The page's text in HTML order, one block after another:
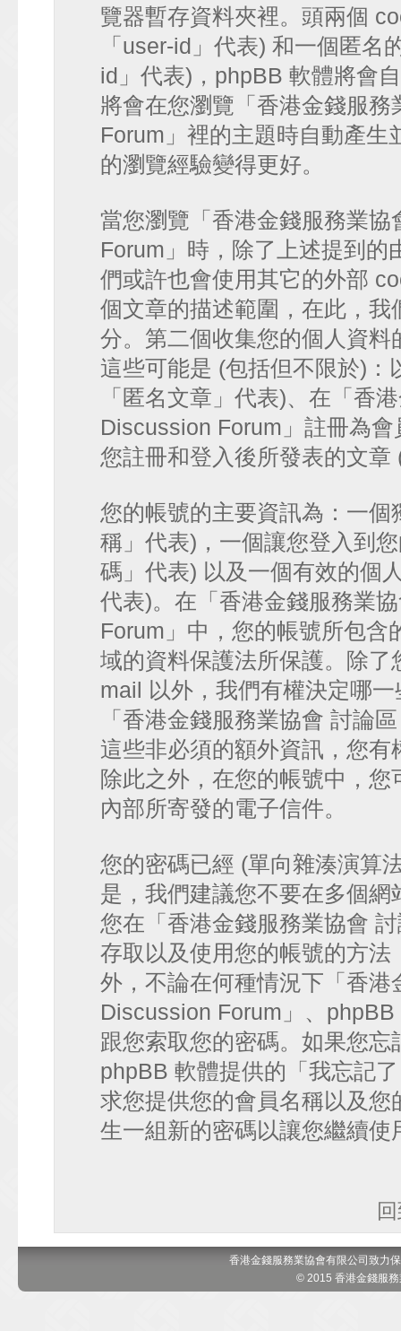
覽器暫存資料夾裡。頭兩個
「user-id」代表) 和一個匿
id」代表)，phpBB 軟體將會
將會在您瀏覽「香港金錢服
Forum」裡的主題時自動產生
的瀏覽經驗變得更好。
當您瀏覽「香港金錢服務業
Forum」時，除了上述提到
們或許也會使用其它的外部
個文章的描述範圍，在此，
分。第二個收集您的個人資
這些可能是 (包括但不限於)
「匿名文章」代表)、在「香
Discussion Forum」註冊為
您註冊和登入後所發表的文
您的帳號的主要資訊為：一
稱」代表)，一個讓您登入到
碼」代表) 以及一個有效的個
代表)。在「香港金錢服務業
Forum」中，您的帳號所包含
域的資料保護法所保護。除
mail 以外，我們有權決定哪
「香港金錢服務業協會 討論
這些非必須的額外資訊，您
除此之外，在您的帳號中，
內部所寄發的電子信件。
您的密碼已經 (單向雜湊演算
是，我們建議您不要在多個
您在「香港金錢服務業協會
存取以及使用您的帳號的方
外，不論在何種情況下「香港
Discussion Forum」、
跟您索取您的密碼。如果您
phpBB 軟體提供的「我忘記
求您提供您的會員名稱以及
生一組新的密碼以讓您繼續使
香港金錢服務業協會有限公司致力
© 2015 香港金錢服